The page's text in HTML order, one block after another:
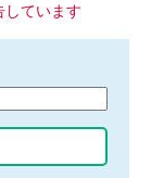
しています